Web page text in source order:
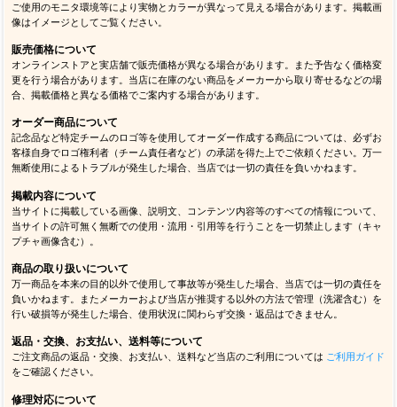
ご使用のモニタ環境等により実物とカラーが異なって見える場合があります。掲載画
像はイメージとしてご覧ください。
販売価格について
オンラインストアと実店舗で販売価格が異なる場合があります。また予告なく価格変
更を行う場合があります。当店に在庫のない商品をメーカーから取り寄せるなどの場
合、掲載価格と異なる価格でご案内する場合があります。
オーダー商品について
記念品など特定チームのロゴ等を使用してオーダー作成する商品については、必ずお
客様自身でロゴ権利者（チーム責任者など）の承諾を得た上でご依頼ください。万一
無断使用によるトラブルが発生した場合、当店では一切の責任を負いかねます。
掲載内容について
当サイトに掲載している画像、説明文、コンテンツ内容等のすべての情報について、
当サイトの許可無く無断での使用・流用・引用等を行うことを一切禁止します（キャ
プチャ画像含む）。
商品の取り扱いについて
万一商品を本来の目的以外で使用して事故等が発生した場合、当店では一切の責任を
負いかねます。またメーカーおよび当店が推奨する以外の方法で管理（洗濯含む）を
行い破損等が発生した場合、使用状況に関わらず交換・返品はできません。
返品・交換、お支払い、送料等について
ご注文商品の返品・交換、お支払い、送料など当店のご利用については ご利用ガイド
をご確認ください。
修理対応について